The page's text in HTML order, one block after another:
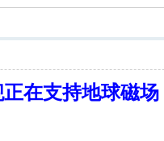
正在支持地球磁场